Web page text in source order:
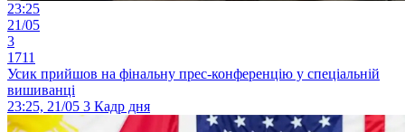
23:25
21/05
3
1711
Усик прийшов на фінальну прес-конференцію у спеціальній
вишиванці
23:25, 21/05 3 Кадр дня